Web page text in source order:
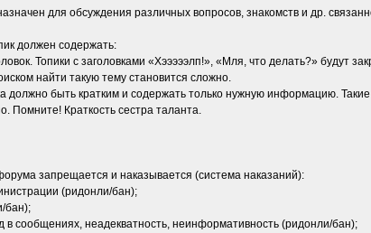
для обсуждения различных вопросов, знакомств и др.
должен содержать:
Топики с заголовками «Хэээээлп!», «Мля, что делать?» будут
найти такую тему становится сложно.
должно быть кратким и содержать только нужную информацию.
Помните! Краткость сестра таланта.
запрещается и наказывается (система наказаний):
(ридонли/бан);
бан);
в сообщениях, неадекватность, неинформативность (ридонли/бан);